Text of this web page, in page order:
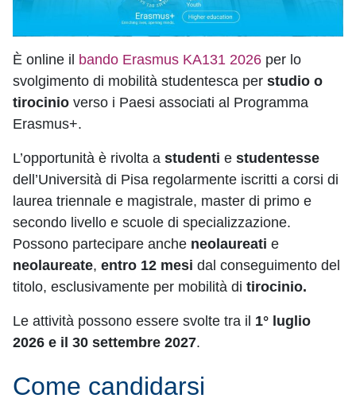
È online il bando Erasmus KA131 2026 per lo
svolgimento di mobilità studentesca per studio o
tirocinio verso i Paesi associati al Programma
Erasmus+.
L’opportunità è rivolta a studenti e studentesse
dell’Università di Pisa regolarmente iscritti a corsi di
laurea triennale e magistrale, master di primo e
secondo livello e scuole di specializzazione.
Possono partecipare anche neolaureati e
neolaureate, entro 12 mesi dal conseguimento del
titolo, esclusivamente per mobilità di tirocinio.
Le attività possono essere svolte tra il 1° luglio
2026 e il 30 settembre 2027.
Come candidarsi